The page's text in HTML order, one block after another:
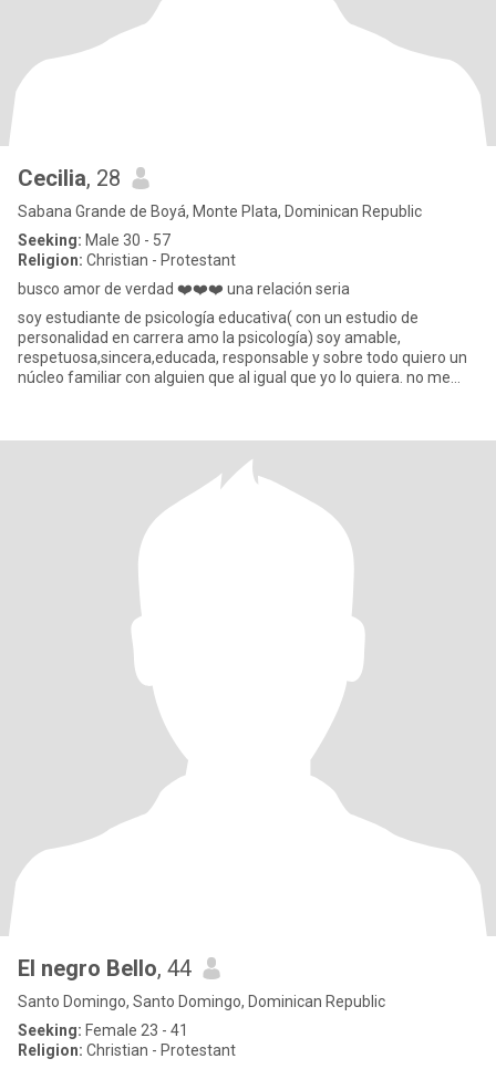
Cecilia, 28
Sabana Grande de Boyá, Monte Plata, Dominican Republic
Seeking: Male 30 - 57
Religion: Christian - Protestant
busco amor de verdad ❤️❤️❤️ una relación seria
soy estudiante de psicología educativa( con un estudio de
personalidad en carrera amo la psicología) soy amable,
respetuosa,sincera,educada, responsable y sobre todo quiero un
núcleo familiar con alguien que al igual que yo lo quiera. no me
El negro Bello, 44
Santo Domingo, Santo Domingo, Dominican Republic
Seeking: Female 23 - 41
Religion: Christian - Protestant